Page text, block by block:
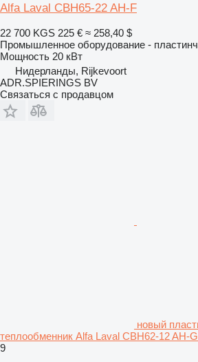
Alfa Laval CBH65-22 AH-F
22 700 KGS 225 € ≈ 258,40 $
Промышленное оборудование -
Мощность 20 кВт
Нидерланды, Rijkevoort
ADR.SPIERINGS BV
Связаться с продавцом
новый
теплообменник Alfa Laval CBH62-12 AH-
9